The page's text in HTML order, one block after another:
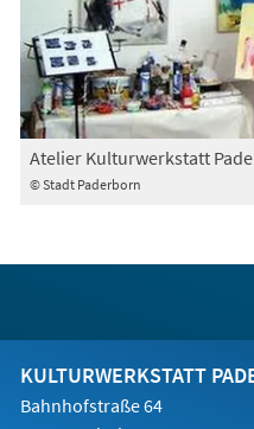
© Stadt Paderborn
Atelier Kulturwerkstatt
KULTURWERKSTATT
Bahnhofstraße 64